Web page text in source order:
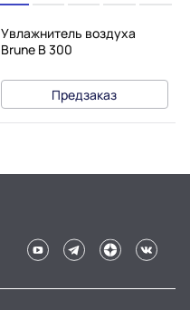
Увлажнитель воздуха
Brune B 300
Предзаказ